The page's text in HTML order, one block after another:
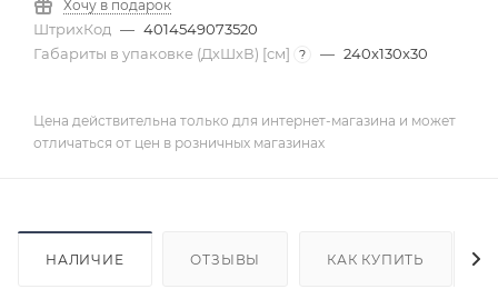
Хочу в подарок
ШтрихКод — 4014549073520
Габариты в упаковке (ДхШхВ) [cм]
? — 240x130x30
Цена действительна только для интернет-магазина и может
отличаться от цен в розничных магазинах
НАЛИЧИЕ ОТЗЫВЫ КАК КУПИТЬ